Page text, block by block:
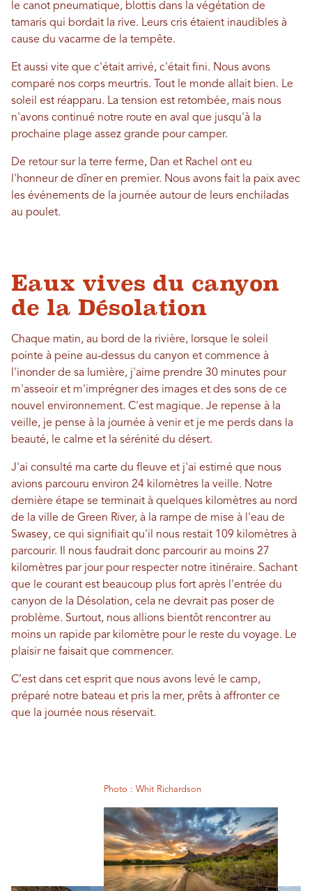
le canot pneumatique, blottis dans la végétation de
tamaris qui bordait la rive. Leurs cris étaient inaudibles à
cause du vacarme de la tempête.
Et aussi vite que c'était arrivé, c'était fini. Nous avons
comparé nos corps meurtris. Tout le monde allait bien. Le
soleil est réapparu. La tension est retombée, mais nous
n'avons continué notre route en aval que jusqu'à la
prochaine plage assez grande pour camper.
De retour sur la terre ferme, Dan et Rachel ont eu
l'honneur de dîner en premier. Nous avons fait la paix avec
les événements de la journée autour de leurs enchiladas
au poulet.
Eaux vives du canyon
de la Désolation
Chaque matin, au bord de la rivière, lorsque le soleil
pointe à peine au-dessus du canyon et commence à
l'inonder de sa lumière, j'aime prendre 30 minutes pour
m'asseoir et m'imprégner des images et des sons de ce
nouvel environnement. C'est magique. Je repense à la
veille, je pense à la journée à venir et je me perds dans la
beauté, le calme et la sérénité du désert.
J'ai consulté ma carte du fleuve et j'ai estimé que nous
avions parcouru environ 24 kilomètres la veille. Notre
dernière étape se terminait à quelques kilomètres au nord
de la ville de Green River, à la rampe de mise à l'eau de
Swasey, ce qui signifiait qu'il nous restait 109 kilomètres à
parcourir. Il nous faudrait donc parcourir au moins 27
kilomètres par jour pour respecter notre itinéraire. Sachant
que le courant est beaucoup plus fort après l'entrée du
canyon de la Désolation, cela ne devrait pas poser de
problème. Surtout, nous allions bientôt rencontrer au
moins un rapide par kilomètre pour le reste du voyage. Le
plaisir ne faisait que commencer.
C’est dans cet esprit que nous avons levé le camp,
préparé notre bateau et pris la mer, prêts à affronter ce
que la journée nous réservait.
Photo : Whit Richardson